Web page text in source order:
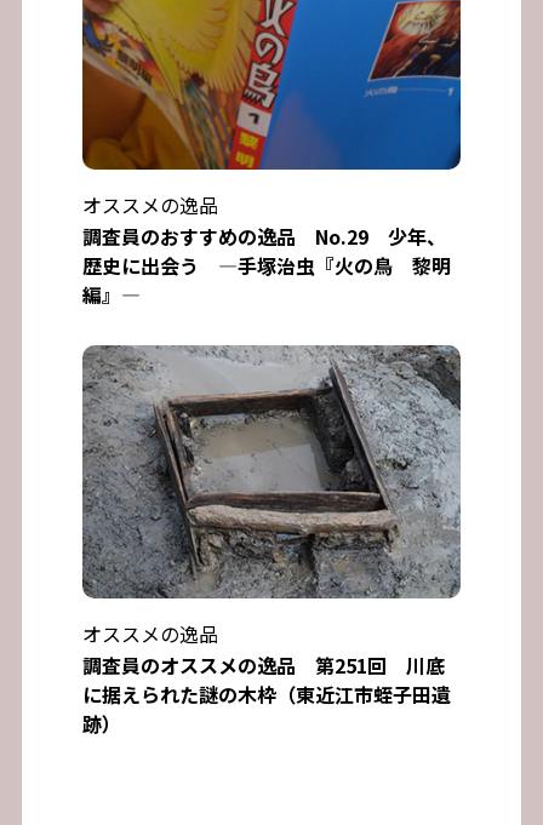
オススメの逸品
調査員のおすすめの逸品 No.29 少年、
歴史に出会う ―手塚治虫『火の鳥 黎明
編』―
オススメの逸品
調査員のオススメの逸品 第251回 川底
に据えられた謎の木枠（東近江市蛭子田遺
跡）